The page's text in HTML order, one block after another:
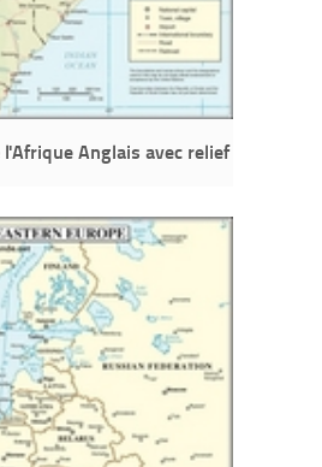
l'Afrique Anglais avec relief